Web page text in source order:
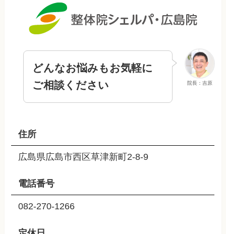
院長：吉原
どんなお悩みもお気軽に
ご相談ください
住所
広島県広島市西区草津新町2-8-9
電話番号
082-270-1266